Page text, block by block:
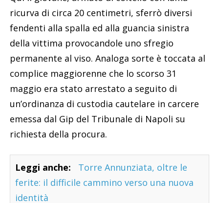
ricurva di circa 20 centimetri, sferrò diversi
fendenti alla spalla ed alla guancia sinistra
della vittima provocandole uno sfregio
permanente al viso. Analoga sorte è toccata al
complice maggiorenne che lo scorso 31
maggio era stato arrestato a seguito di
un’ordinanza di custodia cautelare in carcere
emessa dal Gip del Tribunale di Napoli su
richiesta della procura.
Leggi anche:
Torre Annunziata, oltre le
ferite: il difficile cammino verso una nuova
identità